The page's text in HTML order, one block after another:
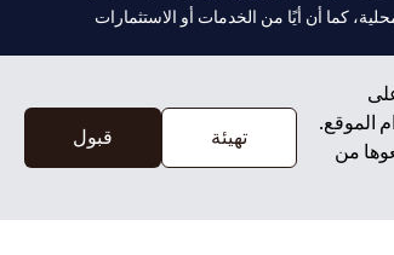
الموقع.
من
تهيئة قبول
كما أن أيًا من الخدمات أو الاستثمارات
أبوظبي. هاتف: 4000 311 04.
سيتي بنك إن إيه الإمارات العربية المتحدة مرخص من هيئة الأوراق المالية والسلع في الإمارات العربية المتحدة ("SCA") للقيام بالنشاط المالي لـ أ) الاستشارات المالية والتعريف والترويج بموجب ترخيص رقم 20200000097 ب)